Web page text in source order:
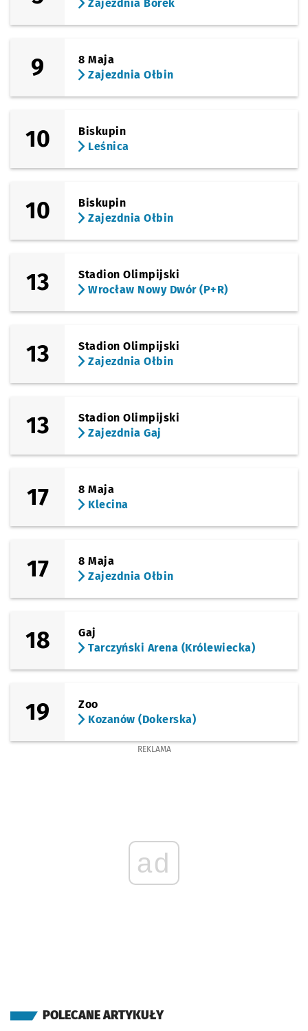
Zajezdnia Borek
9
8 Maja
Zajezdnia Ołbin
10
Biskupin
Leśnica
10
Biskupin
Zajezdnia Ołbin
13
Stadion Olimpijski
Wrocław Nowy Dwór (P+R)
13
Stadion Olimpijski
Zajezdnia Ołbin
13
Stadion Olimpijski
Zajezdnia Gaj
17
8 Maja
Klecina
17
8 Maja
Zajezdnia Ołbin
18
Gaj
Tarczyński Arena (Królewiecka)
19
Zoo
Kozanów (Dokerska)
REKLAMA
ad
POLECANE ARTYKUŁY